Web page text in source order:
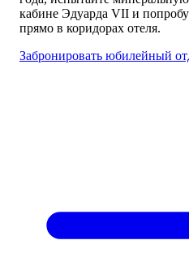
кабине Эдуарда VII и
прямо в коридорах отеля.
Забронировать юбилейный